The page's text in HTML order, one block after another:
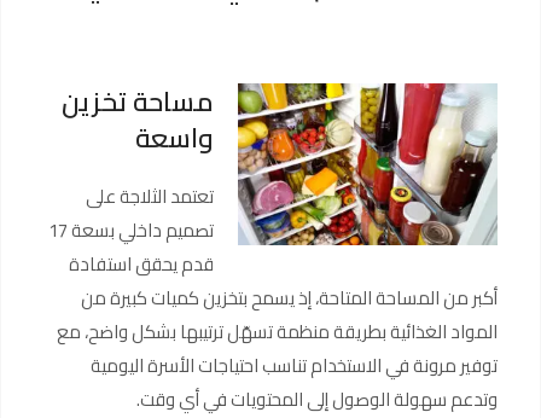
مساحة تخزين
واسعة
تعتمد الثلاجة على
تصميم داخلي بسعة 17
قدم يحقق استفادة
أكبر من المساحة المتاحة، إذ يسمح بتخزين كميات كبيرة من
المواد الغذائية بطريقة منظمة تسهّل ترتيبها بشكل واضح، مع
توفير مرونة في الاستخدام تناسب احتياجات الأسرة اليومية
وتدعم سهولة الوصول إلى المحتويات في أي وقت.